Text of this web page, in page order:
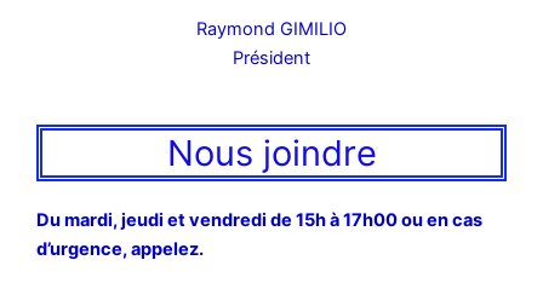
Raymond GIMILIO
Président
Nous joindre
Du mardi, jeudi et vendredi de 15h à 17h00 ou en cas
d’urgence, appelez.